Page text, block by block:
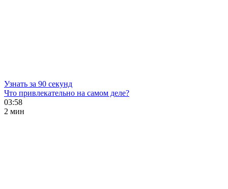
Узнать за 90 секунд
Что привлекательно на самом деле?
03:58
2 мин